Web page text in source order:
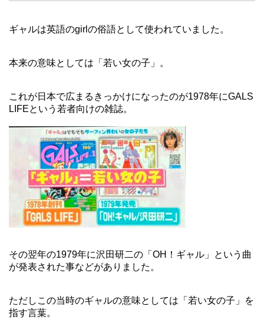
ギャルは英語のgirlの俗語として使われていました。
本来の意味としては「若い女の子」。
これが日本で広まるきっかけになったのが1978年にGALS
LIFEという若者向けの雑誌。
その翌年の1979年に沢田研二の「OH！ギャル」という曲
が発表された事などがありました。
ただしこの当時のギャルの意味としては「若い女の子」を
指す言葉。